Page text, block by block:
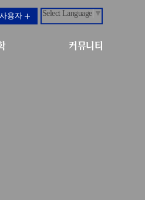
사용자 Select Language ▼
커뮤니티